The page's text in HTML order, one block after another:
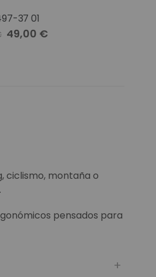
37 01
Precio
especial
49,00 €
ciclismo, montaña o
pensados para